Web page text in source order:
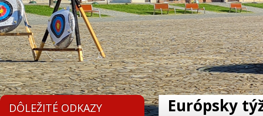
DÔLEŽITÉ ODKAZY
Európsky